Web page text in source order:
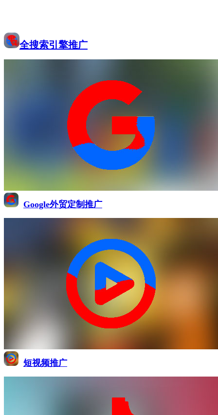
全搜索引擎推广
Google外贸定制推广
短视频推广